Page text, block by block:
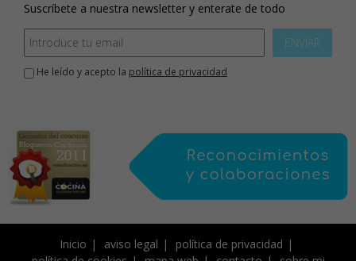
Suscríbete a nuestra newsletter y enterate de todo
ENVIAR
He leído y acepto la política de privacidad
Inicio aviso legal
política de privacidad